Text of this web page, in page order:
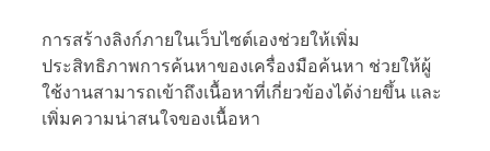
การสร้างลิงก์ภายในเว็บไซต์เองช่วยให้เพิ่ม
ประสิทธิภาพการค้นหาของเครื่องมือค้นหา ช่วยให้ผู้
ใช้งานสามารถเข้าถึงเนื้อหาที่เกี่ยวข้องได้ง่ายขึ้น และ
เพิ่มความน่าสนใจของเนื้อหา